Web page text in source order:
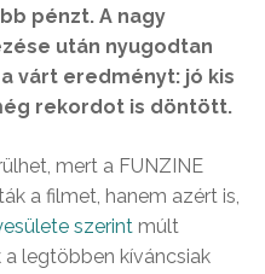
pénzt. A nagy
után nyugodtan
várt eredményt: jó kis
rekordot is döntött.
mert a FUNZINE
a filmet, hanem azért is,
szerint múlt
legtöbben kíváncsiak